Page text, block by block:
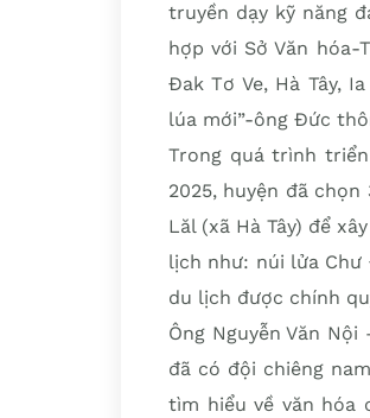
truyền dạy kỹ năng
hợp với Sở Văn
Đak Tơ Ve, Hà Tây,
lúa mới”-ông Đức
Trong quá trình
2025, huyện đã chọn
Lăl (xã Hà Tây) để
lịch như: núi lửa Chư
du lịch được chính
Ông Nguyễn Văn
đã có đội chiêng
tìm hiểu về văn hóa